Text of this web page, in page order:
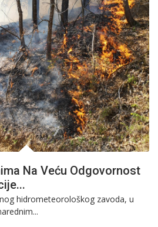
Na Veću Odgovornost
hidrometeorološkog zavoda, u